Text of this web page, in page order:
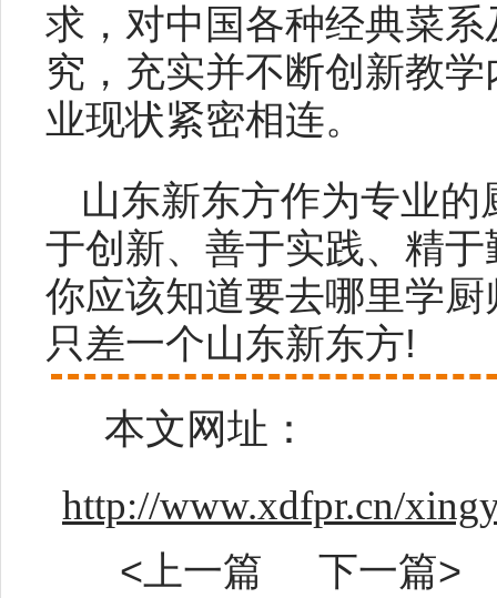
求，对中国各种经典菜
究，充实并不断创新教
业现状紧密相连。
山东新东方作为专业
于创新、善于实践、精
你应该知道要去哪里学
只差一个山东新东方!
本文网址：
http://www.xdfpr.cn/
<上一篇 下一篇>